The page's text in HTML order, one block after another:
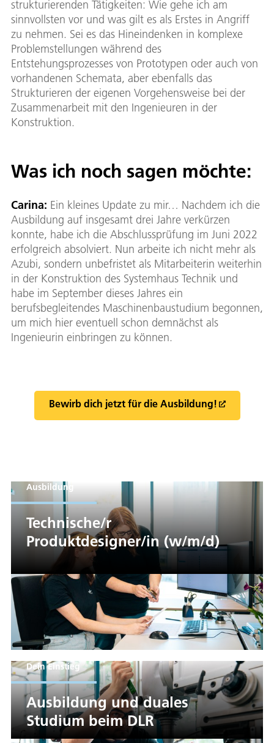
strukturierenden Tätigkeiten: Wie gehe ich am
sinnvollsten vor und was gilt es als Erstes in Angriff
zu nehmen. Sei es das Hineindenken in komplexe
Problemstellungen während des
Entstehungsprozesses von Prototypen oder auch von
vorhandenen Schemata, aber ebenfalls das
Strukturieren der eigenen Vorgehensweise bei der
Zusammenarbeit mit den Ingenieuren in der
Konstruktion.
Was ich noch sagen möchte:
Carina: Ein kleines Update zu mir… Nachdem ich die
Ausbildung auf insgesamt drei Jahre verkürzen
konnte, habe ich die Abschlussprüfung im Juni 2022
erfolgreich absolviert. Nun arbeite ich nicht mehr als
Azubi, sondern unbefristet als Mitarbeiterin weiterhin
in der Konstruktion des Systemhaus Technik und
habe im September dieses Jahres ein
berufsbegleitendes Maschinenbaustudium begonnen,
um mich hier eventuell schon demnächst als
Ingenieurin einbringen zu können.
Bewirb dich jetzt für die Ausbildung!
Ausbildung
Technische/r
Produktdesigner/in (w/m/d)
Dein Einstieg
Ausbildung und duales
Studium beim DLR